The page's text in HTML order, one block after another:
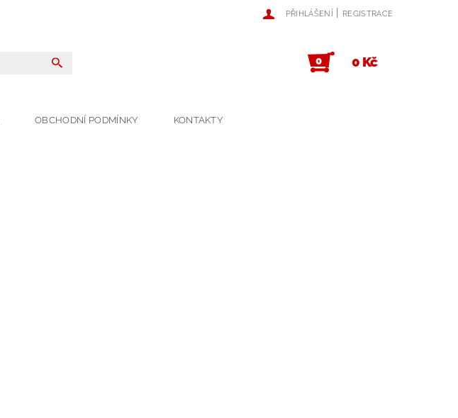
PŘIHLÁŠENÍ | REGISTRACE
0 0 Kč
OBCHODNÍ PODMÍNKY KONTAKTY